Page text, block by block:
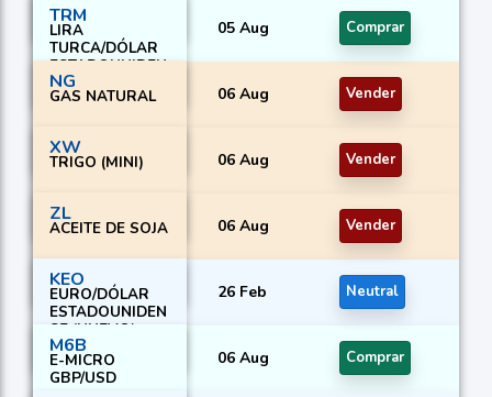
TRM
LIRA
TURCA/DÓLAR
ESTADOUNIDEN
SE
05 Aug Comprar
NG
GAS NATURAL 06 Aug Vender
XW
TRIGO (MINI) 06 Aug Vender
ZL
ACEITE DE SOJA 06 Aug Vender
KEO
EURO/DÓLAR
ESTADOUNIDEN
SE (NUEVO)
26 Feb Neutral
M6B
E-MICRO
GBP/USD
06 Aug Comprar